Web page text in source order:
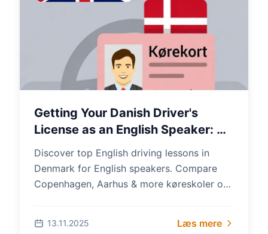
Getting Your Danish Driver's
License as an English Speaker: A
Step-by-Step Guide
Discover top English driving lessons in
Denmark for English speakers. Compare
Copenhagen, Aarhus & more køreskoler on
13.11.2025 Læs mere